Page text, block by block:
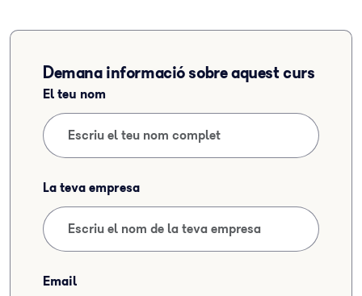
Demana informació sobre aquest curs
El teu nom
La teva empresa
Email